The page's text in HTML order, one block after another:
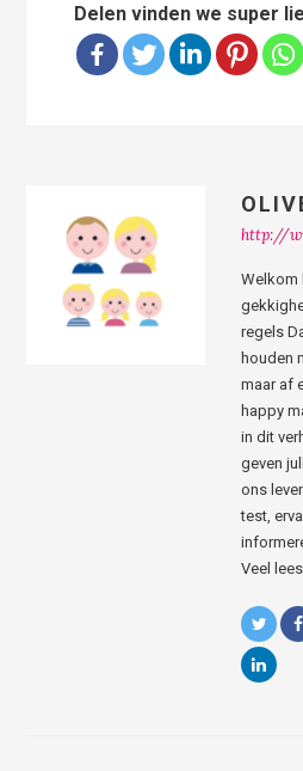
Delen vinden we super
http://
Welkom
regels
houden
maar af
happy
in dit
geven
ons
test,
Veel